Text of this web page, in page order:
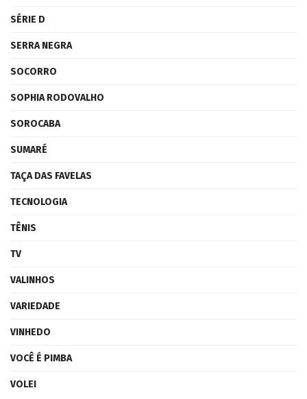
SÉRIE D
SERRA NEGRA
SOCORRO
SOPHIA RODOVALHO
SOROCABA
SUMARÉ
TAÇA DAS FAVELAS
TECNOLOGIA
TÊNIS
TV
VALINHOS
VARIEDADE
VINHEDO
VOCÊ É PIMBA
VOLEI